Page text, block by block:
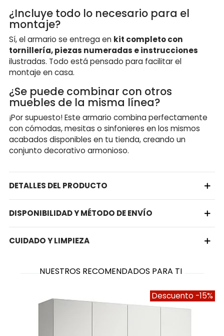
¿Incluye todo lo necesario para el
montaje?
Sí, el armario se entrega en kit completo con
tornillería, piezas numeradas e instrucciones
ilustradas. Todo está pensado para facilitar el
montaje en casa.
¿Se puede combinar con otros
muebles de la misma línea?
¡Por supuesto! Este armario combina perfectamente
con cómodas, mesitas o sinfonieres en los mismos
acabados disponibles en tu tienda, creando un
conjunto decorativo armonioso.
DETALLES DEL PRODUCTO
DISPONIBILIDAD Y MÉTODO DE ENVÍO
CUIDADO Y LIMPIEZA
NUESTROS RECOMENDADOS PARA TI
Descuento -15%